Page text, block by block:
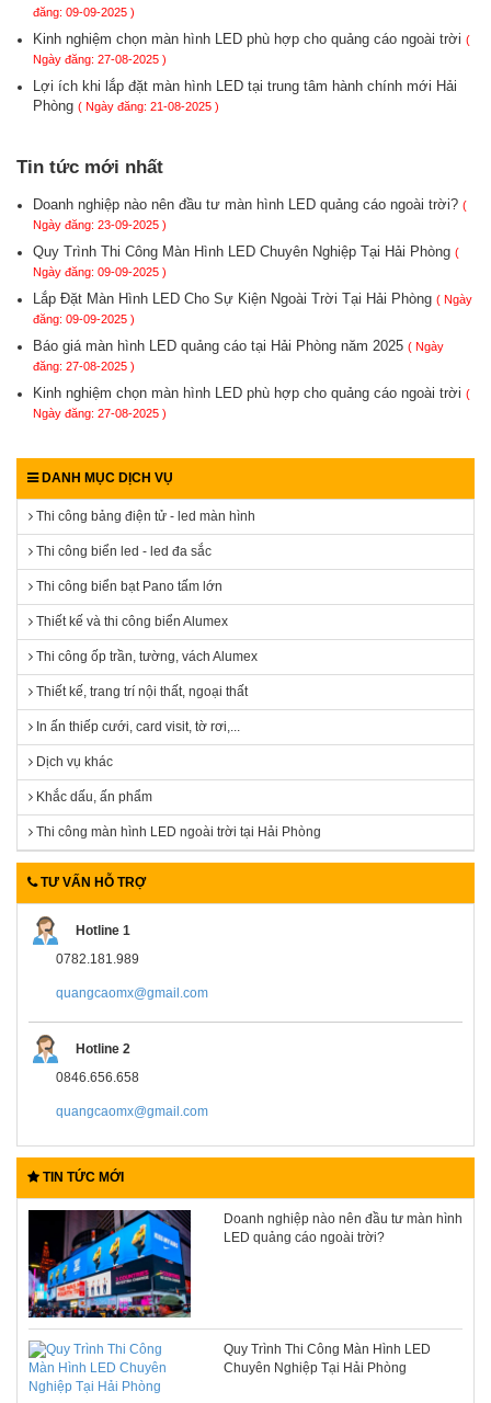
đăng: 09-09-2025 )
Kinh nghiệm chọn màn hình LED phù hợp cho quảng cáo ngoài trời (
Ngày đăng: 27-08-2025 )
Lợi ích khi lắp đặt màn hình LED tại trung tâm hành chính mới Hải
Phòng ( Ngày đăng: 21-08-2025 )
Tin tức mới nhất
Doanh nghiệp nào nên đầu tư màn hình LED quảng cáo ngoài trời? (
Ngày đăng: 23-09-2025 )
Quy Trình Thi Công Màn Hình LED Chuyên Nghiệp Tại Hải Phòng (
Ngày đăng: 09-09-2025 )
Lắp Đặt Màn Hình LED Cho Sự Kiện Ngoài Trời Tại Hải Phòng ( Ngày
đăng: 09-09-2025 )
Báo giá màn hình LED quảng cáo tại Hải Phòng năm 2025 ( Ngày
đăng: 27-08-2025 )
Kinh nghiệm chọn màn hình LED phù hợp cho quảng cáo ngoài trời (
Ngày đăng: 27-08-2025 )
DANH MỤC DỊCH VỤ
Thi công bảng điện tử - led màn hình
Thi công biển led - led đa sắc
Thi công biển bạt Pano tấm lớn
Thiết kế và thi công biển Alumex
Thi công ốp trần, tường, vách Alumex
Thiết kế, trang trí nội thất, ngoại thất
In ấn thiếp cưới, card visit, tờ rơi,...
Dịch vụ khác
Khắc dấu, ấn phẩm
Thi công màn hình LED ngoài trời tại Hải Phòng
TƯ VẤN HỖ TRỢ
Hotline 1
0782.181.989
quangcaomx@gmail.com
Hotline 2
0846.656.658
quangcaomx@gmail.com
TIN TỨC MỚI
Doanh nghiệp nào nên đầu tư màn hình
LED quảng cáo ngoài trời?
Quy Trình Thi Công Màn Hình LED
Chuyên Nghiệp Tại Hải Phòng